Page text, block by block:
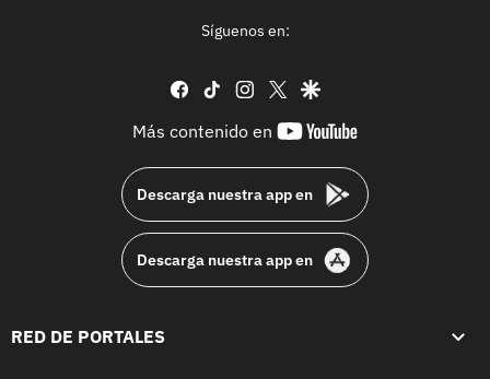
Síguenos en:
facebook
tiktok instagram
twittergoogle
Más contenido en
youtube-
Descarga nuestra app en
Descarga nuestra app en
RED DE PORTALES